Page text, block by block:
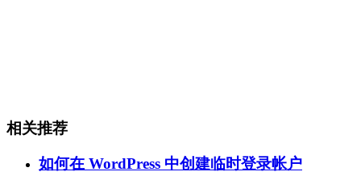
相关推荐
如何在 WordPress 中创建临时登录帐户